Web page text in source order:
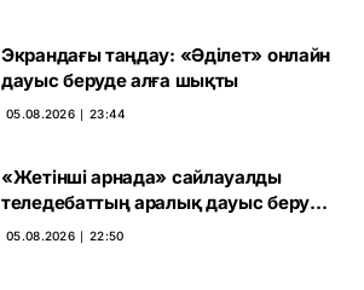
Экрандағы таңдау: «Әділет» онлайн
дауыс беруде алға шықты
05.08.2026 ∣ 23:44
«Жетінші арнада» сайлауалды
теледебаттың аралық дауыс беру
нәтижесі жарияланды
05.08.2026 ∣ 22:50